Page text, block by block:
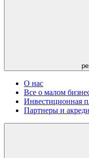
О нас
Все о малом
Инвестиционная
Партнеры и